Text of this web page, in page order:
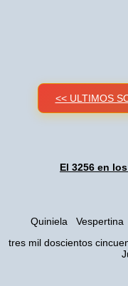
<< ULTIMOS
El 3256 en
Quiniela
tres mil doscientos